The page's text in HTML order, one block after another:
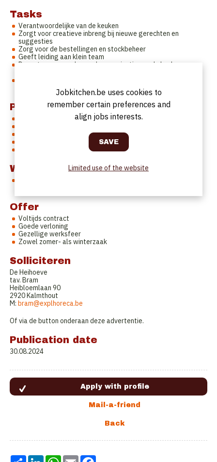
Tasks
Verantwoordelijke van de keuken
Zorgt voor creatieve inbreng bij nieuwe gerechten en
suggesties
Zorg voor de bestellingen en stockbeheer
Geeft leiding aan klein team
Draagt zorg voor de goede organisatie van de keuken van
Profile
Ervaring in een gelijkaardige functie
Flexibel en stressbestendig
Zeer goede kennis van het Nederlands
Work Schedule
Offer
Voltijds contract
Goede verloning
Gezellige werksfeer
Zowel zomer- als winterzaak
Solliciteren
De Heihoeve
tav. Bram
Heibloemlaan 90
2920 Kalmthout
M: bram@explhoreca.be
Of via de button onderaan deze advertentie.
Publication date
30.08.2024
Share LinkedInWhatsApp
Email
Jobkitchen.be uses cookies to
remember certain preferences and
align jobs interests.
Limited use of the website